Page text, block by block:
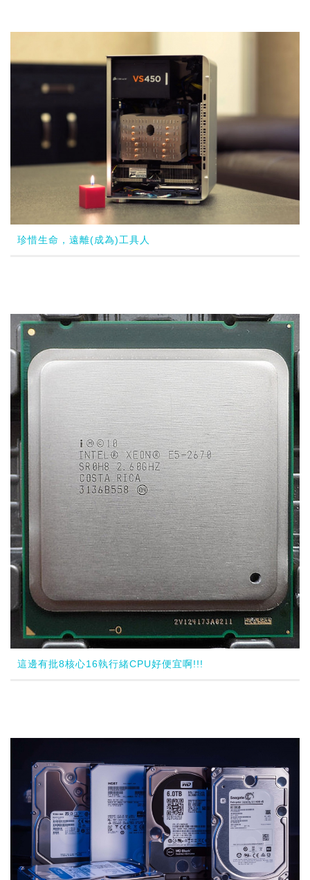
珍惜生命，遠離(成為)工具人
這邊有批8核心16執行緒CPU好便宜啊!!!